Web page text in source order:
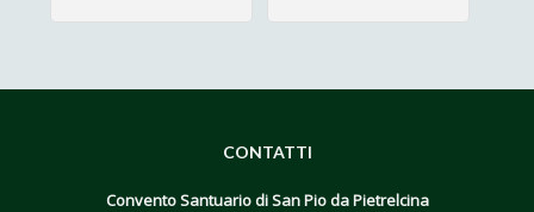
CONTATTI
Convento Santuario di San Pio da Pietrelcina